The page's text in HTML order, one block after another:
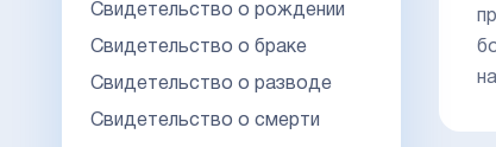
Свидетельство о рождении
Свидетельство о браке
Свидетельство о разводе
Свидетельство о смерти